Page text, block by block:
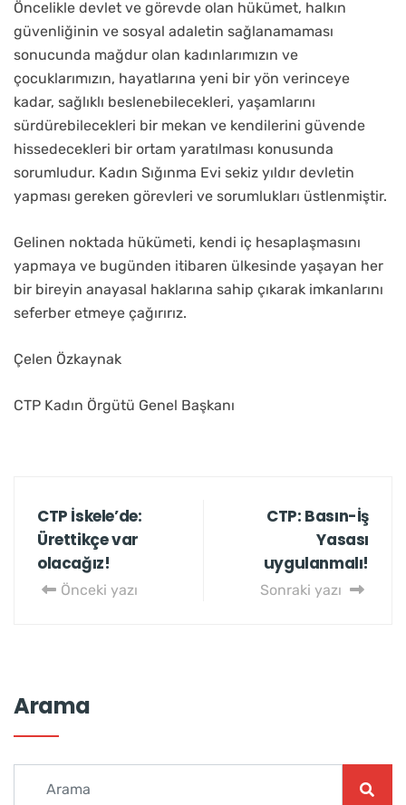
Öncelikle devlet ve görevde olan hükümet, halkın
güvenliğinin ve sosyal adaletin sağlanamaması
sonucunda mağdur olan kadınlarımızın ve
çocuklarımızın, hayatlarına yeni bir yön verinceye
kadar, sağlıklı beslenebilecekleri, yaşamlarını
sürdürebilecekleri bir mekan ve kendilerini güvende
hissedecekleri bir ortam yaratılması konusunda
sorumludur. Kadın Sığınma Evi sekiz yıldır devletin
yapması gereken görevleri ve sorumlukları üstlenmiştir.
Gelinen noktada hükümeti, kendi iç hesaplaşmasını
yapmaya ve bugünden itibaren ülkesinde yaşayan her
bir bireyin anayasal haklarına sahip çıkarak imkanlarını
seferber etmeye çağırırız.
Çelen Özkaynak
CTP Kadın Örgütü Genel Başkanı
CTP İskele’de:
Ürettikçe var
olacağız!
Önceki yazı
CTP: Basın-İş
Yasası
Sonraki yazı
Arama